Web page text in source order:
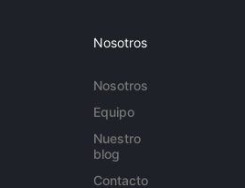
Nosotros
Nosotros
Equipo
Nuestro
blog
Contacto